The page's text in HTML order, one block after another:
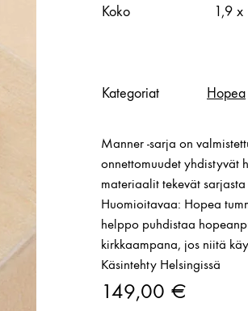
Koko
1,9 x
Kategoriat Hopea
Manner -sarja on
onnettomuudet yhdistyvät
materiaalit tekevät
Huomioitavaa: Hopea
helppo puhdistaa
kirkkaampana, jos niitä
Käsintehty Helsingissä
149,00 €